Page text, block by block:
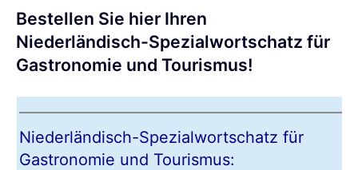
Bestellen Sie hier Ihren
Niederländisch-Spezialwortschatz für
Gastronomie und Tourismus!
Niederländisch-Spezialwortschatz für
Gastronomie und Tourismus: